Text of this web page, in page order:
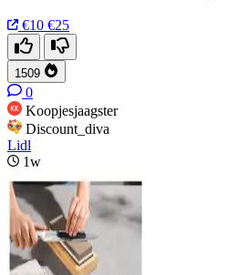
€10 €25
1509
0
Koopjesjaagster
Discount_diva
Lidl
1w